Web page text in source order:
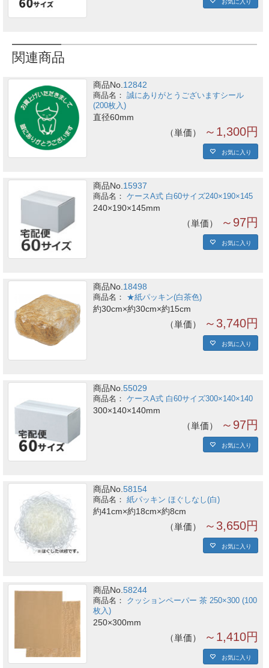
関連商品
商品No. 12842
誠にありがとうございますシール
(200枚入)
直径60mm
単価 ～1,300円
お気に入り
商品No. 15937
ケースA式 白60サイズ240×190×145
240×190×145mm
単価 ～97円
お気に入り
商品No.18498
★紙パッキン(白茶色)
約30cm×約30cm×約15cm
単価 ～3,740円
お気に入り
商品No.55029
ケースA式 白60サイズ300×140×140
300×140×140mm
単価 ～97円
お気に入り
商品No.58154
紙パッキン ほぐしなし(白)
約41cm×約18cm×約8cm
単価 ～3,650円
お気に入り
商品No.58244
クッションペーパー 茶 250×300 (100
枚入)
250×300mm
単価 ～1,410円
お気に入り